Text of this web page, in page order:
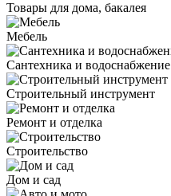
Товары для дома, бакалея
Мебель
Сантехника и водоснабжение
Строительный инструмент
Ремонт и отделка
Строительство
Дом и сад